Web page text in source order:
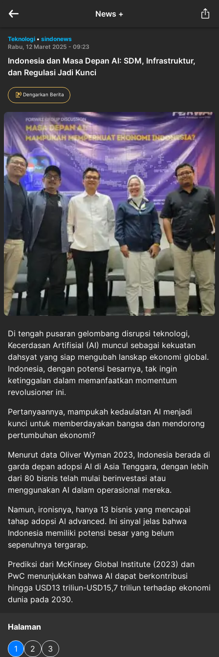
News +
Teknologi • sindonews
Rabu, 12 Maret 2025 - 09:23
Indonesia dan Masa Depan AI: SDM, Infrastruktur,
dan Regulasi Jadi Kunci
Dengarkan Berita
Di tengah pusaran gelombang disrupsi teknologi,
Kecerdasan Artifisial (AI) muncul sebagai kekuatan
dahsyat yang siap mengubah lanskap ekonomi global.
Indonesia, dengan potensi besarnya, tak ingin
ketinggalan dalam memanfaatkan momentum
revolusioner ini.
Pertanyaannya, mampukah kedaulatan AI menjadi
kunci untuk memberdayakan bangsa dan mendorong
pertumbuhan ekonomi?
Menurut data Oliver Wyman 2023, Indonesia berada di
garda depan adopsi AI di Asia Tenggara, dengan lebih
dari 80 bisnis telah mulai berinvestasi atau
menggunakan AI dalam operasional mereka.
Namun, ironisnya, hanya 13 bisnis yang mencapai
tahap adopsi AI advanced. Ini sinyal jelas bahwa
Indonesia memiliki potensi besar yang belum
sepenuhnya tergarap.
Prediksi dari McKinsey Global Institute (2023) dan
PwC menunjukkan bahwa AI dapat berkontribusi
hingga USD13 triliun-USD15,7 triliun terhadap ekonomi
dunia pada 2030.
Halaman
1 2 3